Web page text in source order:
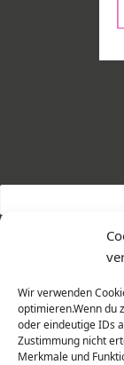
Wir verwenden
optimieren.Wenn du
oder eindeutige IDs
Zustimmung nicht
Merkmale und